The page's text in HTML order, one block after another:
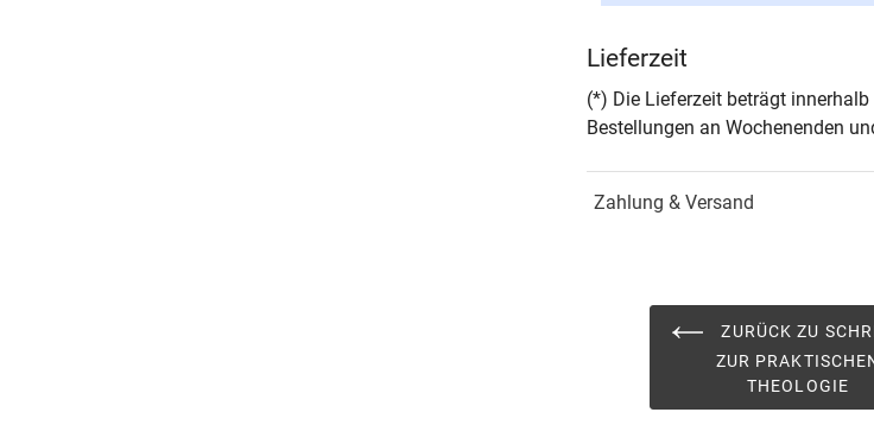
Seiten
ISBN
Lieferzeit
(*) Die Lieferzeit beträgt
Bestellungen an Wochenenden
Zahlung & Versand
ZURÜCK ZU
ZUR
THEOLOGIE